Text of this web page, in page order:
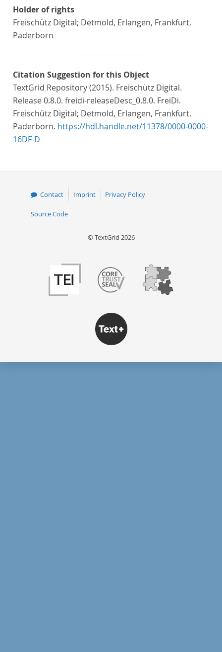
Holder of rights
Freischütz Digital; Detmold, Erlangen, Frankfurt,
Paderborn
Citation Suggestion for this Object
TextGrid Repository (2015). Freischütz Digital.
Release 0.8.0. freidi-releaseDesc_0.8.0. FreiDi.
Freischütz Digital; Detmold, Erlangen, Frankfurt,
Paderborn. https://hdl.handle.net/11378/0000-0000-
16DF-D
Contact Imprint Privacy Policy
Source Code
© TextGrid 2026